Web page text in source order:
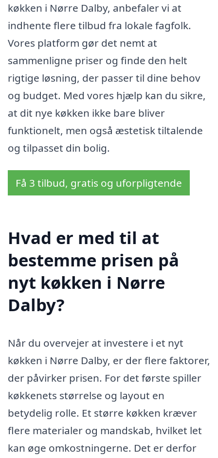
køkken i Nørre Dalby, anbefaler vi at
indhente flere tilbud fra lokale fagfolk.
Vores platform gør det nemt at
sammenligne priser og finde den helt
rigtige løsning, der passer til dine behov
og budget. Med vores hjælp kan du sikre,
at dit nye køkken ikke bare bliver
funktionelt, men også æstetisk tiltalende
og tilpasset din bolig.
Få 3 tilbud, gratis og uforpligtende
Hvad er med til at
bestemme prisen på
nyt køkken i Nørre
Dalby?
Når du overvejer at investere i et nyt
køkken i Nørre Dalby, er der flere faktorer,
der påvirker prisen. For det første spiller
køkkenets størrelse og layout en
betydelig rolle. Et større køkken kræver
flere materialer og mandskab, hvilket let
kan øge omkostningerne. Det er derfor